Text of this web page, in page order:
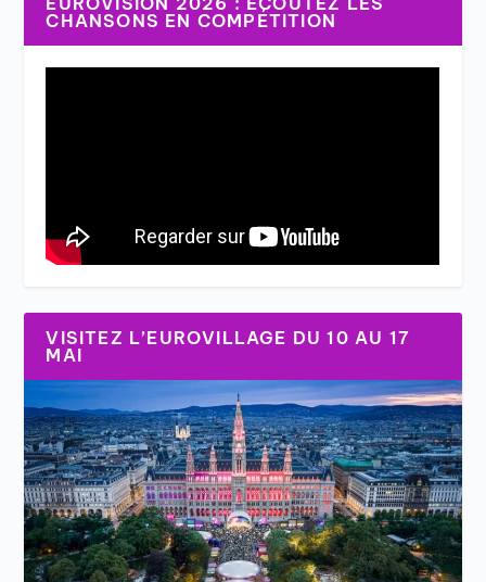
CHANSONS EN COMPÉTITION
VISITEZ L’EUROVILLAGE DU 10 AU 17
MAI